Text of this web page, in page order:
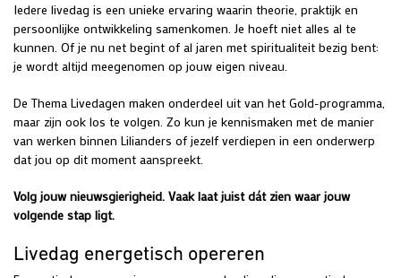
Iedere livedag is een unieke ervaring waarin theorie, praktijk en
persoonlijke ontwikkeling samenkomen. Je hoeft niet alles al te
kunnen. Of je nu net begint of al jaren met spiritualiteit bezig bent:
je wordt altijd meegenomen op jouw eigen niveau.
De Thema Livedagen maken onderdeel uit van het Gold-programma,
maar zijn ook los te volgen. Zo kun je kennismaken met de manier
van werken binnen Lilianders of jezelf verdiepen in een onderwerp
dat jou op dit moment aanspreekt.
Volg jouw nieuwsgierigheid. Vaak laat juist dát zien waar jouw
volgende stap ligt.
Livedag energetisch opereren